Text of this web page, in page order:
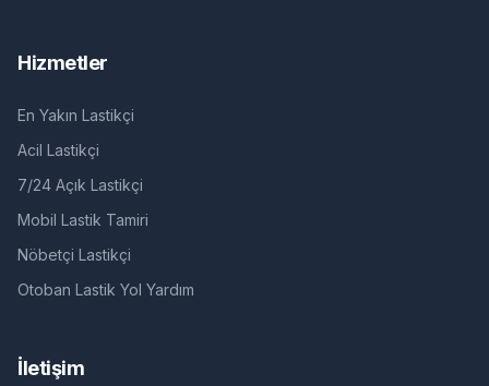
Hizmetler
En Yakın Lastikçi
Acil Lastikçi
7/24 Açık Lastikçi
Mobil Lastik Tamiri
Nöbetçi Lastikçi
Otoban Lastik Yol Yardım
İletişim